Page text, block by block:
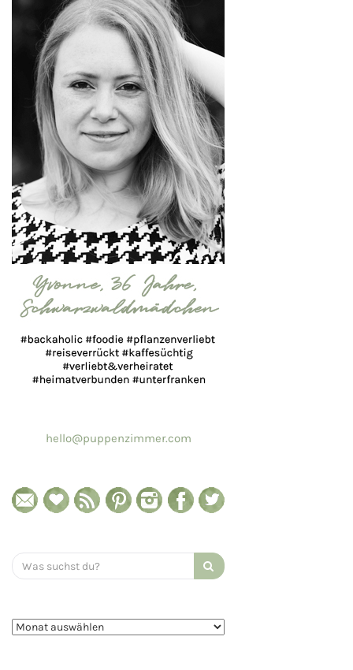
hello@puppenzimmer.com
Search
for: